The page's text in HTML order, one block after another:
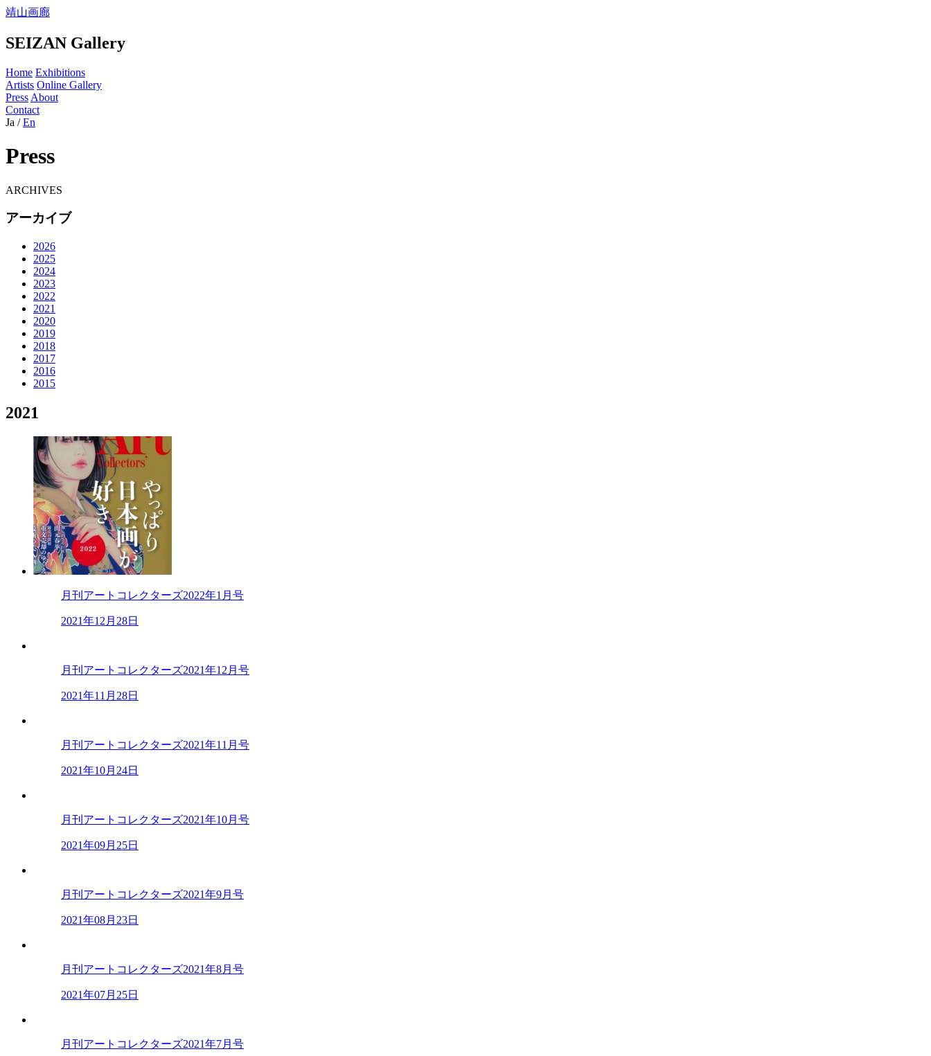
靖山画廊
SEIZAN Gallery
Home Exhibitions
Artists Online Gallery
Press About
Contact
Ja / En
Press
ARCHIVES
アーカイブ
2026
2025
2024
2023
2022
2021
2020
2019
2018
2017
2016
2015
2021
月刊アートコレクターズ2022年1月号
2021年12月28日
月刊アートコレクターズ2021年12月号
2021年11月28日
月刊アートコレクターズ2021年11月号
2021年10月24日
月刊アートコレクターズ2021年10月号
2021年09月25日
月刊アートコレクターズ2021年9月号
2021年08月23日
月刊アートコレクターズ2021年8月号
2021年07月25日
月刊アートコレクターズ2021年7月号